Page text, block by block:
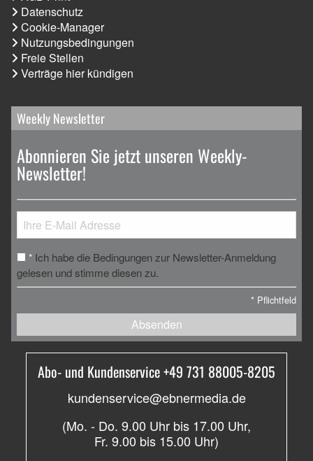
Datenschutz
Cookie-Manager
Nutzungsbedingungen
Freie Stellen
Verträge hier kündigen
Weekly Newsletter
Abonnieren Sie jetzt unseren Weekly-
Newsletter!
* Ich habe die Bedingungen zur Newsletter-Anmeldung
gelesen und stimme diesen zu.
* Pflichtfeld
Absenden
Abo- und Kundenservice +49 731 88005-8205
kundenservice@ebnermedia.de
(Mo. - Do. 9.00 Uhr bis 17.00 Uhr,
Fr. 9.00 bis 15.00 Uhr)